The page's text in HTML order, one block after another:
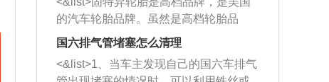
的汽车轮胎品牌。虽然是高档轮胎品
牌，但是中高低端的轮胎都有生产，这
也是为了更好的开拓市场。
国六排气管堵塞怎么清理
<&list>1、当车主发现自己的国六车排气